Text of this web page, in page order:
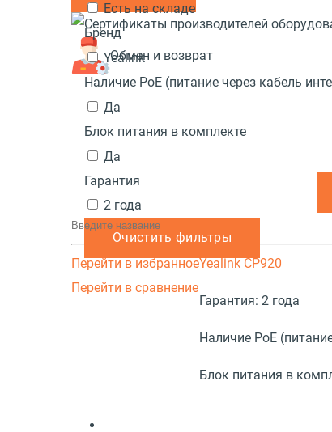
Есть на складе
Бренд
Yealink
Наличие PoE (питание через кабель
Да
Блок питания в комплекте
Да
Гарантия
2 года
Очистить фильтры
Обмен и возврат
Перейти в избранное
Перейти в сравнение
Yealink CP920
Гарантия: 2 года
Наличие PoE
Блок питания в